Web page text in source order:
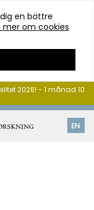
en bättre
mer om cookies
EN
2026! - 1 månad 10